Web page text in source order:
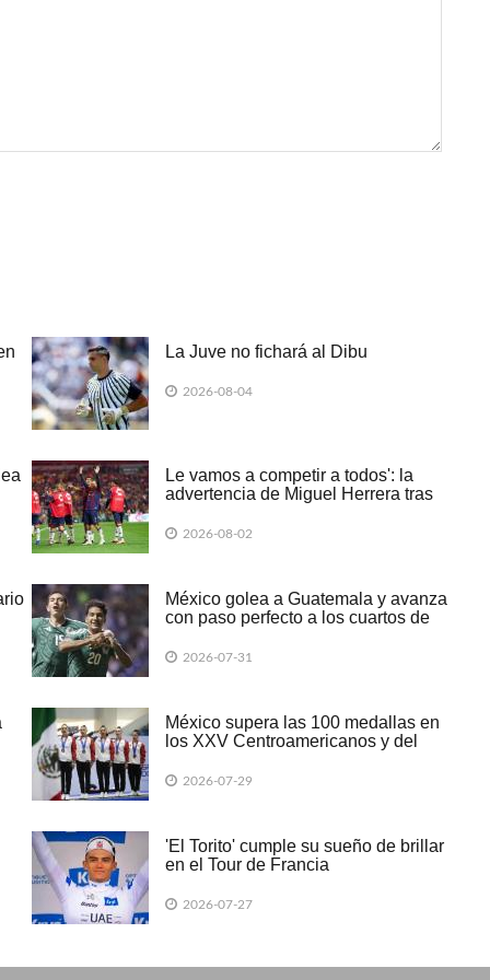
La Juve no fichará al Dibu
2026-08-04
Le vamos a competir a todos': la
advertencia de Miguel Herrera tras
2026-08-02
México golea a Guatemala y avanza
con paso perfecto a los cuartos de
2026-07-31
México supera las 100 medallas en
los XXV Centroamericanos y del
2026-07-29
'El Torito' cumple su sueño de brillar
en el Tour de Francia
2026-07-27